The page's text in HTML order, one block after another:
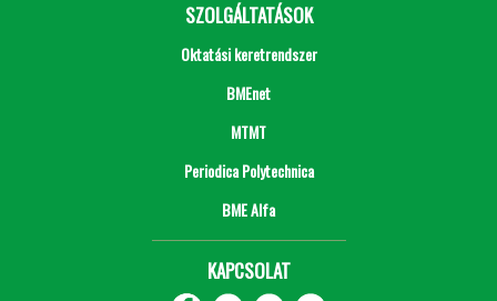
SZOLGÁLTATÁSOK
Oktatási keretrendszer
BMEnet
MTMT
Periodica Polytechnica
BME Alfa
KAPCSOLAT